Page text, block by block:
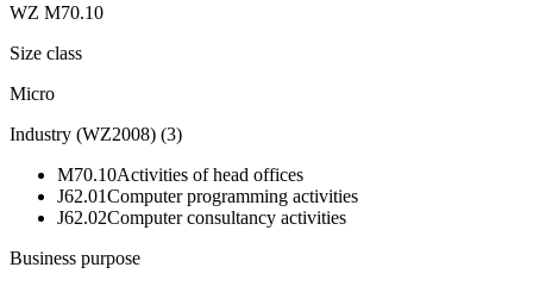
WZ M70.10
Size class
Micro
Industry (WZ2008) (3)
M70.10Activities of head offices
J62.01Computer programming activities
J62.02Computer consultancy activities
Business purpose